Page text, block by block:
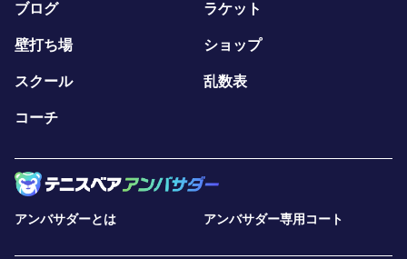
ブログ ラケット
壁打ち場 ショップ
スクール 乱数表
コーチ
アンバサダーとは アンバサダー専用コート